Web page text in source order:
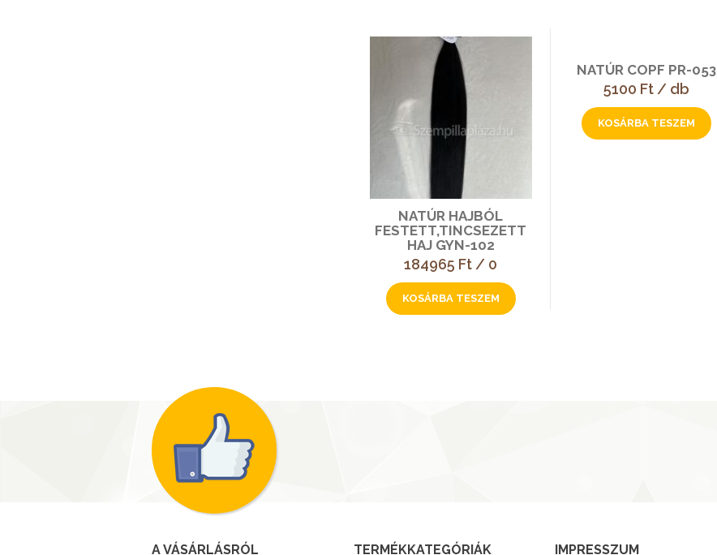
NATÚR HAJBÓL
FESTETT,TINCSEZETT
HAJ GYN-102
184965 Ft / 0
NATÚR COPF PR-053
5100 Ft / db
A VÁSÁRLÁSRÓL TERMÉKKATEGÓRIÁK IMPRESSZUM